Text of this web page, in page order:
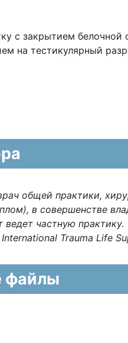
с закрытием белочной
на тестикулярный
общей практики,
в совершенстве
частную практику.
Trauma Life
файлы